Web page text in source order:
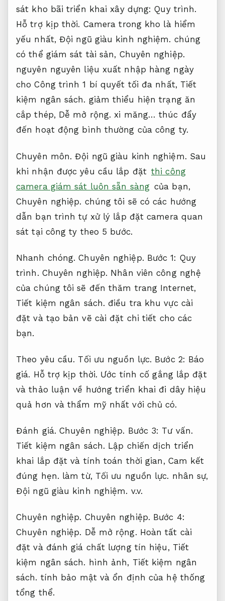
sát kho bãi triển khai xây dựng:Quy trình.
Hỗ trợ kịp thời. Camera trong kho là hiểm
yếu nhất, Đội ngũ giàu kinh nghiệm. chúng
có thể giám sát tài sản, Chuyên nghiệp.
nguyên nguyên liệu xuất nhập hàng ngày
cho Công trình 1 bí quyết tối đa nhất, Tiết
kiệm ngân sách. giảm thiểu hiện trạng ăn
cắp thép, Dễ mở rộng. xi măng… thúc đẩy
đến hoạt động bình thường của công ty.
Chuyên môn. Đội ngũ giàu kinh nghiệm. Sau
khi nhận được yêu cầu lắp đặt thi công
camera giám sát luôn sẵn sàng của bạn,
Chuyên nghiệp. chúng tôi sẽ có các hướng
dẫn bạn trình tự xử lý lắp đặt camera quan
sát tại công ty theo 5 bước.
Nhanh chóng. Chuyên nghiệp. Bước 1: Quy
trình. Chuyên nghiệp. Nhân viên công nghệ
của chúng tôi sẽ đến thăm trang Internet,
Tiết kiệm ngân sách. điều tra khu vực cài
đặt và tạo bản vẽ cài đặt chi tiết cho các
bạn.
Theo yêu cầu. Tối ưu nguồn lực. Bước 2: Báo
giá. Hỗ trợ kịp thời. Ước tính cố gắng lắp đặt
và thảo luận về hướng triển khai đi dây hiệu
quả hơn và thẩm mỹ nhất với chủ có.
Đánh giá. Chuyên nghiệp. Bước 3: Tư vấn.
Tiết kiệm ngân sách. Lập chiến dịch triển
khai lắp đặt và tính toán thời gian, Cam kết
đúng hẹn. làm từ, Tối ưu nguồn lực. nhân sự,
Đội ngũ giàu kinh nghiệm. v.v.
Chuyên nghiệp. Chuyên nghiệp. Bước 4:
Chuyên nghiệp. Dễ mở rộng. Hoàn tất cài
đặt và đánh giá chất lượng tín hiệu, Tiết
kiệm ngân sách. hình ảnh, Tiết kiệm ngân
sách. tính bảo mật và ổn định của hệ thống
tổng thể.